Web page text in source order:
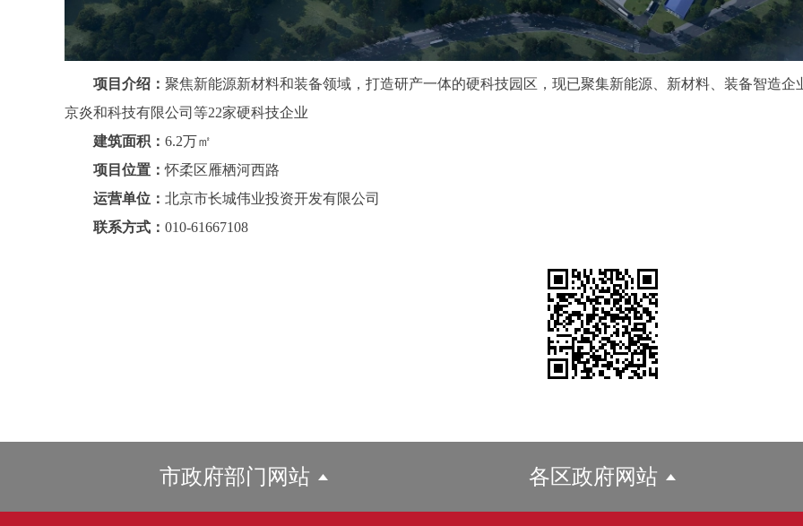
项目介绍： 聚焦新能源新材料和装备领域，打造研产一体的硬科技园区，现已聚集新能源、新材料、装备智造
京炎和科技有限公司等22家硬科技企业
建筑面积： 6.2万㎡
项目位置：怀柔区雁栖河西路
运营单位： 北京市长城伟业投资开发有限公司
联系方式： 010-61667108
市政府部门网站 各区政府网站